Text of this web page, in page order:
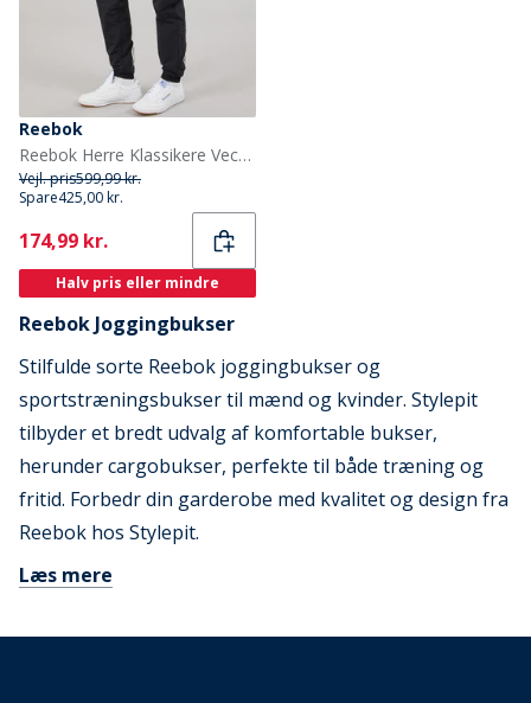
Reebok
Reebok Herre Klassikere Vector Vævet Træningsbukser Night Black
Vejl. pris599,99 kr.
Spare425,00 kr.
Current
174,99 kr.
Halv pris eller mindre
Reebok Joggingbukser
Stilfulde sorte Reebok joggingbukser og
sportstræningsbukser til mænd og kvinder. Stylepit
tilbyder et bredt udvalg af komfortable bukser,
herunder cargobukser, perfekte til både træning og
fritid. Forbedr din garderobe med kvalitet og design fra
Reebok hos Stylepit.
Læs mere